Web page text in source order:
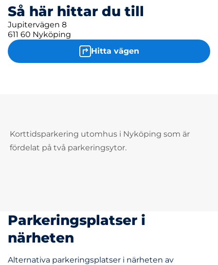
Så här hittar du till
Jupitervägen 8
611 60 Nyköping
Hitta vägen
Korttidsparkering utomhus i Nyköping som är
fördelat på två parkeringsytor.
Parkeringsplatser i
närheten
Alternativa parkeringsplatser i närheten av